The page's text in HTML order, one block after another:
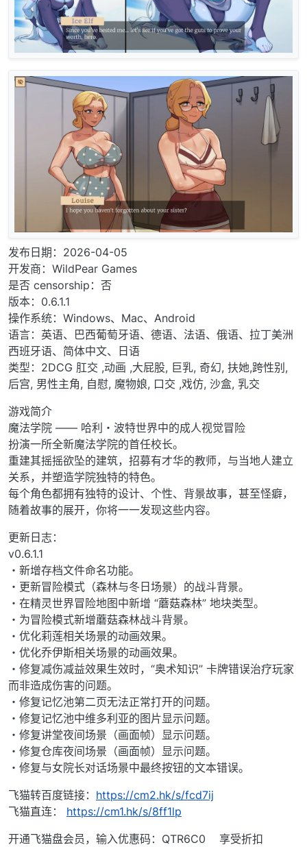
发布日期：2026-04-05
开发商：WildPear Games
是否 censorship：否
版本：0.6.1.1
操作系统：Windows、Mac、Android
语言：英语、巴西葡萄牙语、德语、法语、俄语、拉丁美洲
西班牙语、简体中文、日语
类型：2DCG 肛交 ,动画 ,大屁股, 巨乳, 奇幻, 扶她,跨性别,
后宫, 男性主角, 自慰, 魔物娘, 口交 ,戏仿, 沙盒, 乳交
游戏简介
魔法学院 —— 哈利・波特世界中的成人视觉冒险
扮演一所全新魔法学院的首任校长。
重建其摇摇欲坠的建筑，招募有才华的教师，与当地人建立
关系，并塑造学院独特的特色。
每个角色都拥有独特的设计、个性、背景故事，甚至怪癖，
随着故事的展开，你将一一发现这些内容。
更新日志：
v0.6.1.1
・新增存档文件命名功能。
・更新冒险模式（森林与冬日场景）的战斗背景。
・在精灵世界冒险地图中新增 “蘑菇森林” 地块类型。
・为冒险模式新增蘑菇森林战斗背景。
・优化莉莲相关场景的动画效果。
・优化乔伊斯相关场景的动画效果。
・修复减伤减益效果生效时，“奥术知识” 卡牌错误治疗玩家
而非造成伤害的问题。
・修复记忆池第二页无法正常打开的问题。
・修复记忆池中维多利亚的图片显示问题。
・修复讲堂夜间场景（画面帧）显示问题。
・修复仓库夜间场景（画面帧）显示问题。
・修复与女院长对话场景中最终按钮的文本错误。
飞猫转百度链接： https://cm2.hk/s/fcd7ij
飞猫直连： https://cm1.hk/s/8ff1lp
开通飞猫盘会员，输入优惠码：QTR6C0 享受折扣